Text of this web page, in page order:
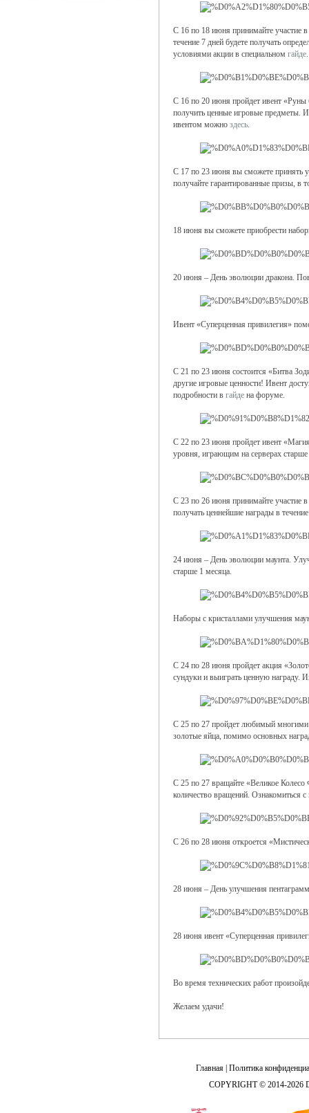
С 16 по 18 июня принимайте участие
течение 7 дней будете получать
условиями акции в специальном гайде.
С 16 по 20 июня пройдет ивент «Руны
получить ценные игровые предметы.
ивентом можно здесь.
С 17 по 23 июня вы сможете принять
получайте гарантированные призы,
18 июня вы сможете приобрести
20 июня – День эволюции дракона.
Ивент «Суперценная привилегия»
С 21 по 23 июня состоится «Битва
другие игровые ценности! Ивент
подробности в гайде на форуме.
С 22 по 23 июня пройдет ивент
уровня, играющим на серверах
С 23 по 26 июня принимайте участие
получать ценнейшие награды в
24 июня – День эволюции маунта.
старше 1 месяца.
Наборы с кристаллами улучшения
С 24 по 28 июня пройдет акция
сундуки и выиграть ценную награду.
С 25 по 27 пройдет любимый многими
золотые яйца, помимо основных
С 25 по 27 вращайте «Великое Колесо
количество вращений. Ознакомиться
С 26 по 28 июня откроется
28 июня – День улучшения
28 июня ивент «Суперценная
Во время технических работ
Желаем удачи!
Главная Политика
COPYRIGHT © 2014-2026